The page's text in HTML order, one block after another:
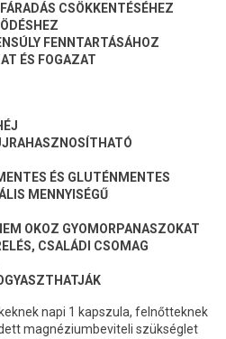
CSÖKKENTÉSÉHEZ
FENNTARTÁSÁHOZ
ÉS FOGAZAT
ÉS GLUTÉNMENTES
MENNYISÉGŰ
OKOZ GYOMORPANASZOKAT
CSALÁDI CSOMAG
napi 1 kapszula, felnőtteknek
magnéziumbeviteli szükséglet